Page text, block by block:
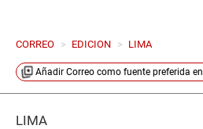
CORREO > EDICION > LIMA
Añadir Correo como fuente preferida en
LIMA